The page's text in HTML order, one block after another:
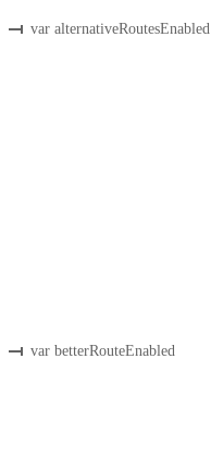
var alternativeRoutesEnabled
var betterRouteEnabled